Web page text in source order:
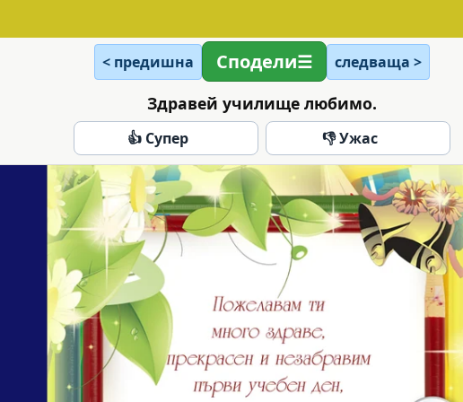
< предишна Сподели следваща >
Здравей училище любимо.
👍 Супер 👎 Ужас